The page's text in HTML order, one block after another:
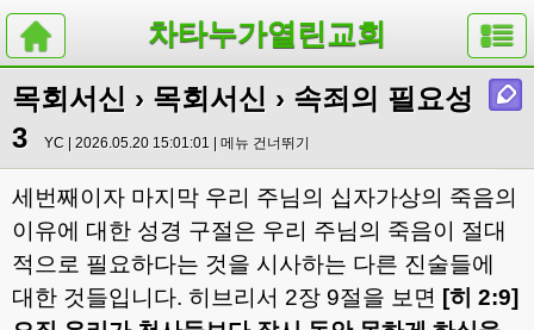
차타누가열린교회
목회서신 › 목회서신 › 속죄의 필요성
3
YC | 2026.05.20 15:01:01 | 메뉴 건너뛰기
세번째이자 마지막 우리 주님의 십자가상의 죽음의
이유에 대한 성경 구절은 우리 주님의 죽음이 절대
적으로 필요하다는 것을 시사하는 다른 진술들에
대한 것들입니다. 히브리서 2장 9절을 보면 [히 2:9]